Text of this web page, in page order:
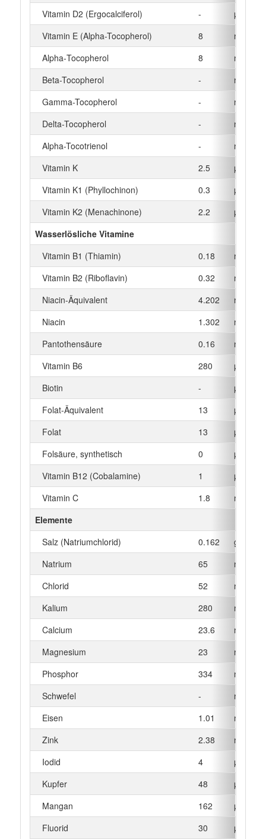
Vitamin D2 (Ergocalciferol)
-
µg
Vitamin E (Alpha-Tocopherol)
8
mg
Alpha‑Tocopherol
8
mg
Beta-Tocopherol
-
mg
Gamma-Tocopherol
-
mg
Delta-Tocopherol
-
mg
Alpha-Tocotrienol
-
mg
Vitamin K
2.5
µg
Vitamin K1 (Phyllochinon)
0.3
µg
Vitamin K2 (Menachinone)
2.2
µg
Wasserlösliche Vitamine
Vitamin B1 (Thiamin)
0.18
mg
Vitamin B2 (Riboflavin)
0.32
mg
Niacin-Äquivalent
4.202
mg
Niacin
1.302
mg
Pantothensäure
0.16
mg
Vitamin B6
280
µg
Biotin
-
µg
Folat-Äquivalent
13
µg
Folat
13
µg
Folsäure, synthetisch
0
µg
Vitamin B12 (Cobalamine)
1
µg
Vitamin C
1.8
mg
Elemente
Salz (Natriumchlorid)
0.162
g
Natrium
65
mg
Chlorid
52
mg
Kalium
280
mg
Calcium
23.6
mg
Magnesium
23
mg
Phosphor
334
mg
Schwefel
-
mg
Eisen
1.01
mg
Zink
2.38
mg
Iodid
4
µg
Kupfer
48
µg
Mangan
162
µg
Fluorid
30 µg